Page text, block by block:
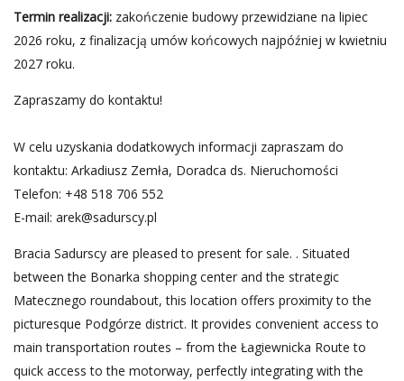
Termin realizacji: zakończenie budowy przewidziane na lipiec
2026 roku, z finalizacją umów końcowych najpóźniej w kwietniu
2027 roku.
Zapraszamy do kontaktu!
W celu uzyskania dodatkowych informacji zapraszam do
kontaktu: Arkadiusz Zemła, Doradca ds. Nieruchomości
Telefon: +48 518 706 552
E-mail: arek@sadurscy.pl
Bracia Sadurscy are pleased to present for sale. . Situated
between the Bonarka shopping center and the strategic
Matecznego roundabout, this location offers proximity to the
picturesque Podgórze district. It provides convenient access to
main transportation routes – from the Łagiewnicka Route to
quick access to the motorway, perfectly integrating with the